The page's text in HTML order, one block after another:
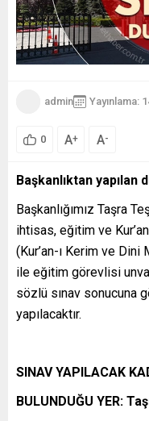
admin Yayınlama:
0 A+ A-
Başkanlıktan
Başkanlığımız Taşra
ihtisas, eğitim ve
(Kur’an-ı Kerim ve Dini
ile eğitim görevlisi
sözlü sınav sonucuna
yapılacaktır.
SINAV YAPILACAK
BULUNDUĞU YER: